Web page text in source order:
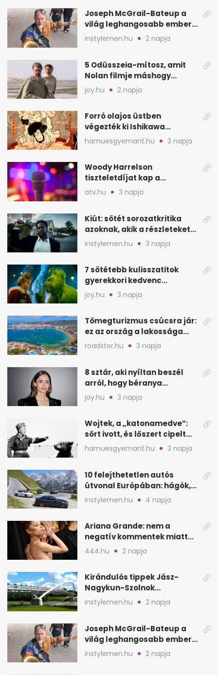
Joseph McGrail-Bateup a
világ leghangosabb embere
lett Ausztráliából
instylemen.hu 2 napja
5 Odüsszeia-mítosz, amit
Nolan filmje máshogy
mutat, mint Homérosz
joy.hu 2 napja
Forró olajos üstben
végezték ki Ishikawa
Goemont, Japán Robin
Hoodját
hamuesgyemant.hu 3 napja
Woody Harrelson
tiszteletdíjat kap a
Szarajevói Filmfesztiválon
atv.hu 3 napja
Kiút: sötét sorozatkritika
azoknak, akik a részleteket
keresik
instylemen.hu 3 napja
7 sötétebb kulisszatitok
gyerekkori kedvenc
filmjeinkről a Joy szerint
joy.hu 3 napja
Tömegturizmus csúcsra jár:
ez az ország a lakossága
kétszeresét fogadja
roadster.hu 3 napja
8 sztár, aki nyíltan beszél
arról, hogy béranya
segítette a családalapítást
joy.hu 3 napja
Wojtek, a „katonamedve”:
sört ivott, és lőszert cipelt
Monte Cassinónál
hamuesgyemant.hu 3 napja
10 felejthetetlen autós
útvonal Európában: hágók,
partok, fjordok
instylemen.hu 4 napja
Ariana Grande: nem a
negatív kommentek miatt
vonul vissza
444.hu 2 napja
Kirándulós tippek Jász-
Nagykun-Szolnok
megyében: 6 kihagyhatatlan
hely
instylemen.hu 2 napja
Joseph McGrail-Bateup a
világ leghangosabb embere
lett Ausztráliából
instylemen.hu 2 napja